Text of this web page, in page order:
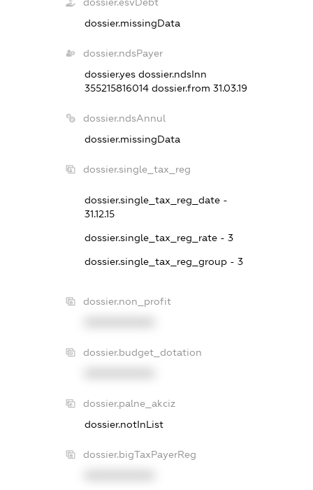
dossier.esvDebt
dossier.missingData
dossier.ndsPayer
dossier.yesdossier.ndsInn
355215816014dossier.from 31.03.19
dossier.ndsAnnul
dossier.missingData
dossier.single_tax_reg
dossier.single_tax_reg_date -
31.12.15
dossier.single_tax_reg_rate - 3
dossier.single_tax_reg_group - 3
dossier.non_profit
dossier.budget_dotation
dossier.palne_akciz
dossier.notInList
dossier.bigTaxPayerReg